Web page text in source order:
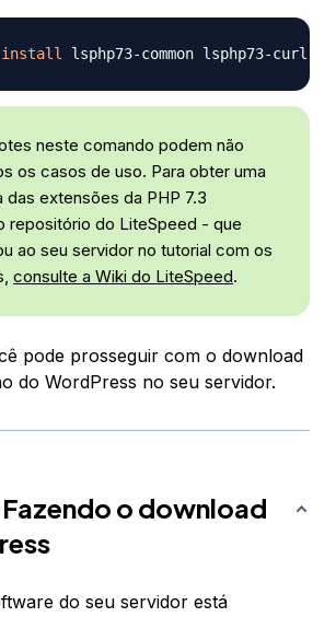
install
neste comando podem não
os casos de uso. Para obter uma
das extensões da PHP 7.3
repositório do LiteSpeed - que
ao seu servidor no tutorial com os
consulte a Wiki do LiteSpeed.
pode prosseguir com o download
do WordPress no seu servidor.
o download
do seu servidor está